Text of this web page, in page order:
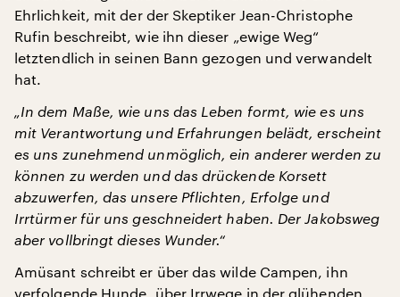
Ehrlichkeit, mit der der Skeptiker Jean-Christophe
Rufin beschreibt, wie ihn dieser „ewige Weg“
letztendlich in seinen Bann gezogen und verwandelt
hat.
„In dem Maße, wie uns das Leben formt, wie es uns
mit Verantwortung und Erfahrungen belädt, erscheint
es uns zunehmend unmöglich, ein anderer werden zu
können zu werden und das drückende Korsett
abzuwerfen, das unsere Pflichten, Erfolge und
Irrtürmer für uns geschneidert haben. Der Jakobsweg
aber vollbringt dieses Wunder.“
Amüsant schreibt er über das wilde Campen, ihn
verfolgende Hunde, über Irrwege in der glühenden